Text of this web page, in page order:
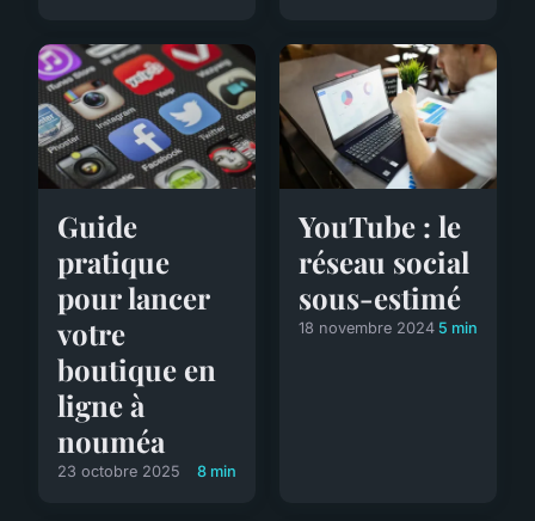
Guide
pratique
pour lancer
votre
boutique en
ligne à
nouméa
23 octobre 2025 8 min
YouTube : le
réseau social
sous-estimé
18 novembre 2024 5 min